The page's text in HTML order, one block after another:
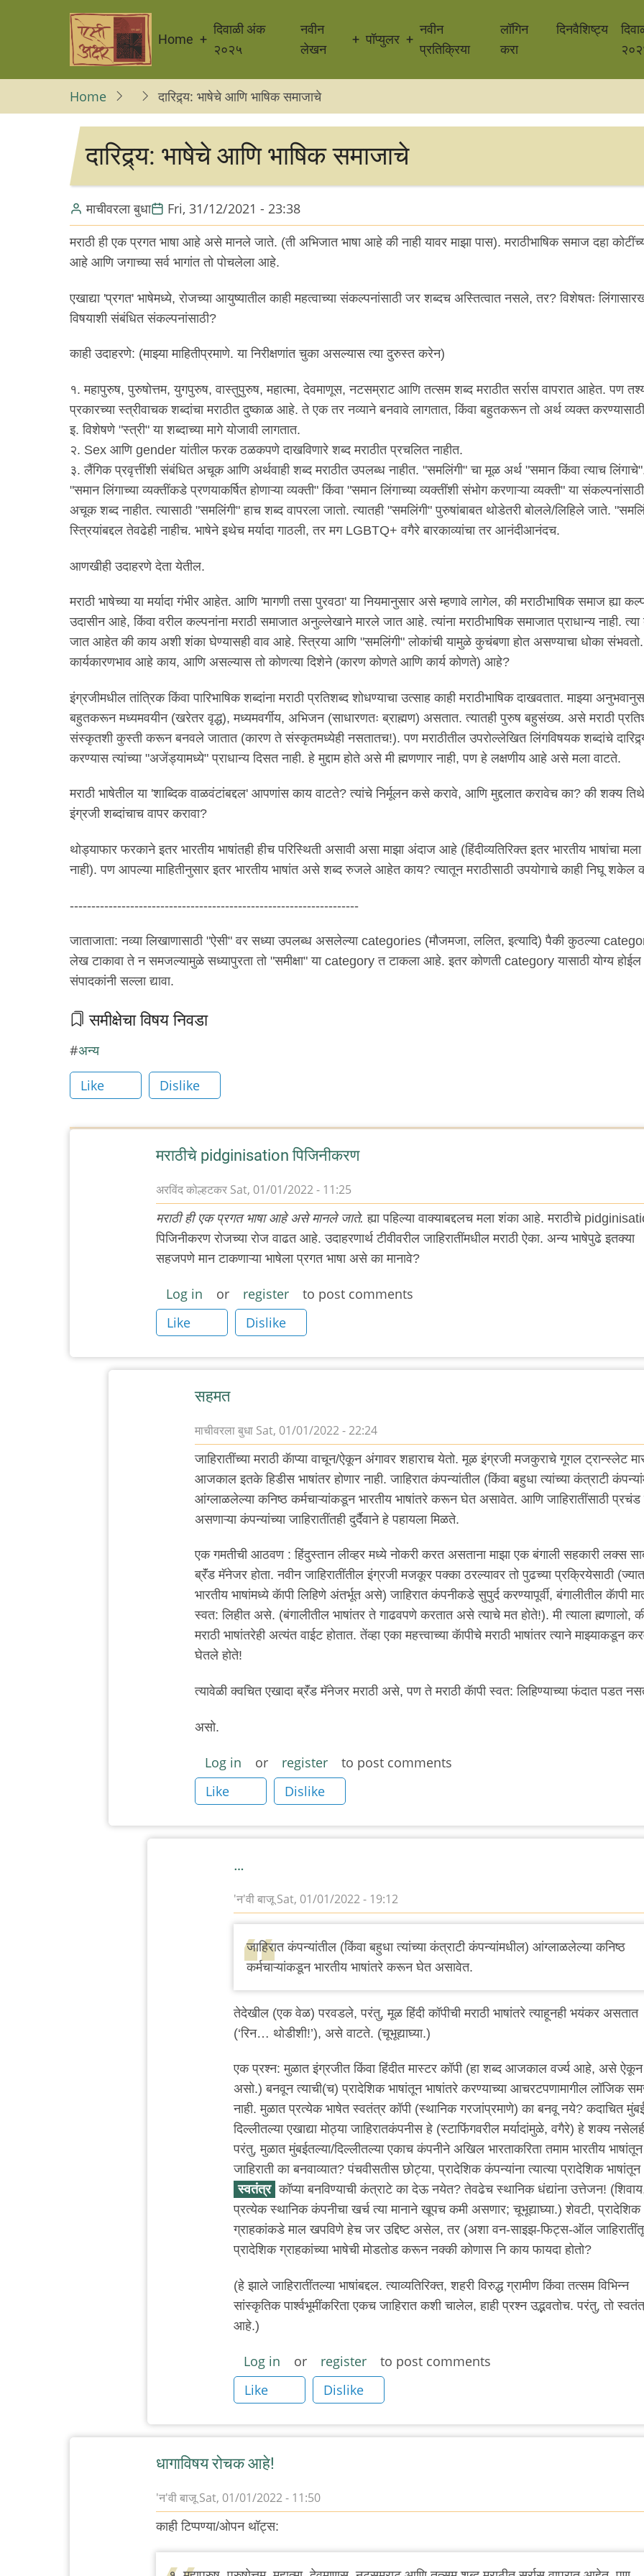
navigation
Home
दिवाळी अंक
२०२५
नवीन
लेखन
पॉप्युलर
नवीन
प्रतिक्रिया
लॉगिन
करा
दिनवैशिष्ट्य
Home दारिद्र्य: भाषेचे आणि भाषिक समाजाचे
दारिद्र्य: भाषेचे आणि भाषिक समाजाचे
माचीवरला बुधा Fri, 31/12/2021 - 23:38
मराठी ही एक प्रगत भाषा आहे असे मानले जाते. (ती अभिजात भाषा आहे की नाही यावर माझा पास). मराठीभाषिक समाज दहा
आहे आणि जगाच्या सर्व भागांत तो पोचलेला आहे.
एखाद्या 'प्रगत' भाषेमध्ये, रोजच्या आयुष्यातील काही महत्वाच्या संकल्पनांसाठी जर शब्दच अस्तित्वात नसले, तर? विशेषतः
विषयाशी संबंधित संकल्पनांसाठी?
काही उदाहरणे: (माझ्या माहितीप्रमाणे. या निरीक्षणांत चुका असल्यास त्या दुरुस्त करेन)
१. महापुरुष, पुरुषोत्तम, युगपुरुष, वास्तुपुरुष, महात्मा, देवमाणूस, नटसम्राट आणि तत्सम शब्द मराठीत सर्रास वापरात आहेत. पण
प्रकारच्या स्त्रीवाचक शब्दांचा मराठीत दुष्काळ आहे. ते एक तर नव्याने बनवावे लागतात, किंवा बहुतकरून तो अर्थ व्यक्त
इ. विशेषणे "स्त्री" या शब्दाच्या मागे योजावी लागतात.
२. Sex आणि gender यांतील फरक ठळकपणे दाखविणारे शब्द मराठीत प्रचलित नाहीत.
३. लैंगिक प्रवृत्तींशी संबंधित अचूक आणि अर्थवाही शब्द मराठीत उपलब्ध नाहीत. "समलिंगी" चा मूळ अर्थ "समान किंवा त्याच
"समान लिंगाच्या व्यक्तींकडे प्रणयाकर्षित होणाऱ्या व्यक्ती" किंवा "समान लिंगाच्या व्यक्तींशी संभोग करणाऱ्या व्यक्ती" या
अचूक शब्द नाहीत. त्यासाठी "समलिंगी" हाच शब्द वापरला जातो. त्यातही "समलिंगी" पुरुषांबाबत थोडेतरी बोलले/लिहिले जाते.
स्त्रियांबद्दल तेवढेही नाहीच. भाषेने इथेच मर्यादा गाठली, तर मग LGBTQ+ वगैरे बारकाव्यांचा तर आनंदीआनंदच.
आणखीही उदाहरणे देता येतील.
मराठी भाषेच्या या मर्यादा गंभीर आहेत. आणि 'मागणी तसा पुरवठा' या नियमानुसार असे म्हणावे लागेल, की मराठीभाषिक समाज ह्या
उदासीन आहे, किंवा वरील कल्पनांना मराठी समाजात अनुल्लेखाने मारले जात आहे. त्यांना मराठीभाषिक समाजात प्राधान्य नाही. त्या
जात आहेत की काय अशी शंका घेण्यासही वाव आहे. स्त्रिया आणि "समलिंगी" लोकांची यामुळे कुचंबणा होत असण्याचा धोका
कार्यकारणभाव आहे काय, आणि असल्यास तो कोणत्या दिशेने (कारण कोणते आणि कार्य कोणते) आहे?
इंग्रजीमधील तांत्रिक किंवा पारिभाषिक शब्दांना मराठी प्रतिशब्द शोधण्याचा उत्साह काही मराठीभाषिक दाखवतात. माझ्या
बहुतकरून मध्यमवयीन (खरेतर वृद्ध), मध्यमवर्गीय, अभिजन (साधारणतः ब्राह्मण) असतात. त्यातही पुरुष बहुसंख्य. असे मराठी
संस्कृतशी कुस्ती करून बनवले जातात (कारण ते संस्कृतमध्येही नसतातच!). पण मराठीतील उपरोल्लेखित लिंगविषयक शब्दांचे
करण्यास त्यांच्या "अजेंड्यामध्ये" प्राधान्य दिसत नाही. हे मुद्दाम होते असे मी ह्मणणार नाही, पण हे लक्षणीय आहे असे मला वाटते.
मराठी भाषेतील या 'शाब्दिक वाळवंटांबद्दल' आपणांस काय वाटते? त्यांचे निर्मूलन कसे करावे, आणि मुद्दलात करावेच का? की शक्य
इंग्रजी शब्दांचाच वापर करावा?
थोड्याफार फरकाने इतर भारतीय भाषांतही हीच परिस्थिती असावी असा माझा अंदाज आहे (हिंदीव्यतिरिक्त इतर भारतीय भाषांचा
नाही). पण आपल्या माहितीनुसार इतर भारतीय भाषांत असे शब्द रुजले आहेत काय? त्यातून मराठीसाठी उपयोगाचे काही निघू शकेल
-------------------------------------------------------------------
जाताजाता: नव्या लिखाणासाठी "ऐसी" वर सध्या उपलब्ध असलेल्या categories (मौजमजा, ललित, इत्यादि) पैकी कुठल्या
लेख टाकावा ते न समजल्यामुळे सध्यापुरता तो "समीक्षा" या category त टाकला आहे. इतर कोणती category यासाठी योग्य होईल
संपादकांनी सल्ला द्यावा.
समीक्षेचा विषय निवडा
अन्य
Like Dislike
मराठीचे pidginisation पिजिनीकरण
अरविंद कोल्हटकर Sat, 01/01/2022 - 11:25
मराठी ही एक प्रगत भाषा आहे असे मानले जाते. ह्या पहिल्या वाक्याबद्दलच मला शंका आहे. मराठीचे
पिजिनीकरण रोजच्या रोज वाढत आहे. उदाहरणार्थ टीवीवरील जाहिरातींमधील मराठी ऐका. अन्य भाषेपुढे इतक्या
सहजपणे मान टाकणाऱ्या भाषेला प्रगत भाषा असे का मानावे?
Log in or register
to post comments
Like
Dislike
सहमत
माचीवरला बुधा Sat, 01/01/2022 - 22:24
In
reply
to
पिजिनीकरण
by
अरविंद
कोल्हटकर
जाहिरातींच्या मराठी कॅाप्या वाचून/ऐकून अंगावर शहाराच येतो. मूळ इंग्रजी मजकुराचे गूगल ट्रान्स्लेट
आजकाल इतके हिडीस भाषांतर होणार नाही. जाहिरात कंपन्यांतील (किंवा बहुधा त्यांच्या कंत्राटी
आंग्लाळलेल्या कनिष्ठ कर्मचाऱ्यांकडून भारतीय भाषांतरे करून घेत असावेत. आणि जाहिरातींसाठी
असणाऱ्या कंपन्यांच्या जाहिरातींतही दुर्दैवाने हे पहायला मिळते.
एक गमतीची आठवण : हिंदुस्तान लीव्हर मध्ये नोकरी करत असताना माझा एक बंगाली सहकारी लक्स
ब्रॅंड मॅनेजर होता. नवीन जाहिरातींतील इंग्रजी मजकूर पक्का ठरल्यावर तो पुढच्या प्रक्रियेसाठी (ज्यात
भारतीय भाषांमध्ये कॅापी लिहिणे अंतर्भूत असे) जाहिरात कंपनीकडे सुपुर्द करण्यापूर्वी, बंगालीतील कॅापी
स्वत: लिहीत असे. (बंगालीतील भाषांतर ते गाढवपणे करतात असे त्याचे मत होते!). मी त्याला ह्मणालो,
मराठी भाषांतरेही अत्यंत वाईट होतात. तेंव्हा एका महत्त्वाच्या कॅापीचे मराठी भाषांतर त्याने माझ्याकडून
घेतले होते!
त्यावेळी क्वचित एखादा ब्रॅंड मॅनेजर मराठी असे, पण ते मराठी कॅापी स्वत: लिहिण्याच्या फंदात पडत
असो.
Log in or register
to post comments
Like
Dislike
…
'न'वी बाजूSat, 01/01/2022 - 19:12
In
reply
माचीवरला
बुधा
जाहिरात कंपन्यांतील (किंवा बहुधा त्यांच्या कंत्राटी कंपन्यांमधील) आंग्लाळलेल्या कनिष्ठ
कर्मचाऱ्यांकडून भारतीय भाषांतरे करून घेत असावेत.
तेदेखील (एक वेळ) परवडले, परंतु, मूळ हिंदी कॉपीची मराठी भाषांतरे त्याहूनही भयंकर असतात
(‘रिन… थोडीशी!’), असे वाटते. (चूभूद्याघ्या.)
एक प्रश्न: मुळात इंग्रजीत किंवा हिंदीत मास्टर कॉपी (हा शब्द आजकाल वर्ज्य आहे, असे
असो.) बनवून त्याची(च) प्रादेशिक भाषांतून भाषांतरे करण्याच्या आचरटपणामागील लॉजिक
नाही. मुळात प्रत्येक भाषेत स्वतंत्र कॉपी (स्थानिक गरजांप्रमाणे) का बनवू नये? कदाचित
दिल्लीतल्या एखाद्या मोठ्या जाहिरातकंपनीस हे (स्टाफिंगवरील मर्यादांमुळे, वगैरे) हे शक्य
परंतु, मुळात मुंबईतल्या/दिल्लीतल्या एकाच कंपनीने अखिल भारताकरिता तमाम भारतीय भाषांतून
जाहिराती का बनवाव्यात? पंचवीसतीस छोट्या, प्रादेशिक कंपन्यांना त्यात्या प्रादेशिक भाषांतून
स्वतंत्र कॉप्या बनविण्याची कंत्राटे का देऊ नयेत? तेवढेच स्थानिक धंद्यांना उत्तेजन!
प्रत्येक स्थानिक कंपनीचा खर्च त्या मानाने खूपच कमी असणार; चूभूद्याघ्या.) शेवटी, प्रादेशिक
ग्राहकांकडे माल खपविणे हेच जर उद्दिष्ट असेल, तर (अशा वन-साइझ-फिट्स-ऑल
प्रादेशिक ग्राहकांच्या भाषेची मोडतोड करून नक्की कोणास नि काय फायदा होतो?
(हे झाले जाहिरातींतल्या भाषांबद्दल. त्याव्यतिरिक्त, शहरी विरुद्ध ग्रामीण किंवा तत्सम विभिन्न
सांस्कृतिक पार्श्वभूमींकरिता एकच जाहिरात कशी चालेल, हाही प्रश्न उद्भवतोच. परंतु, तो
आहे.)
Log in or register
to post comments
Like
Dislike
धागाविषय रोचक आहे!
'न'वी बाजूSat, 01/01/2022 - 11:50
काही टिप्पण्या/ओपन थॉट्स: